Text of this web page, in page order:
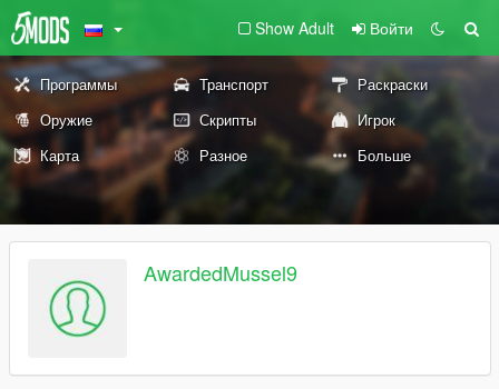
Show Adult Войти
Программы Транспорт
Раскраски
Оружие
Скрипты
Игрок
Карта
Разное Больше
AwardedMussel9